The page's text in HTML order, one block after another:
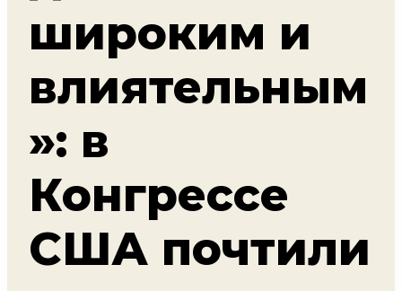
широким и
влиятельным
»: в
Конгрессе
США почтили